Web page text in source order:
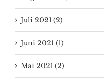
Juli 2021 (2)
Juni 2021 (1)
Mai 2021 (2)